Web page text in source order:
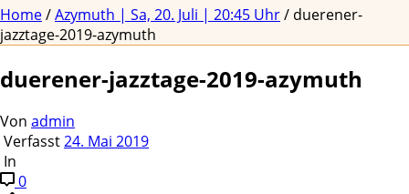
Home/Azymuth | Sa, 20. Juli | 20:45 Uhr/ duerener-
jazztage-2019-azymuth
duerener-jazztage-2019-azymuth
Von admin
Verfasst24. Mai 2019
In
0